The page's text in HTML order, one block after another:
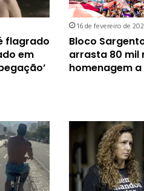
flagrado
em
16 de fevereiro de
Bloco
arrasta 80 mil
homenagem a